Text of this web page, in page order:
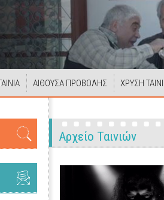
ΑΙΘΟΥΣΑ ΠΡΟΒΟΛΗΣ ΧΡΥΣΗ
Αρχείο Ταινιών